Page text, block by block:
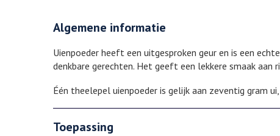
Algemene informatie
Uienpoeder heeft een uitgesproken geur en is een
denkbare gerechten. Het geeft een lekkere smaak aan
Één theelepel uienpoeder is gelijk aan zeventig gram
Toepassing